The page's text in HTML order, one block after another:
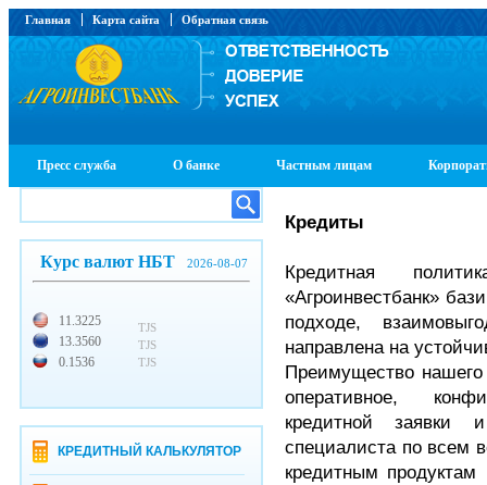
Главная Карта сайта Обратная связь
Пресс служба О банке Частным лицам
Курс валют НБТ 2026-08-07
11.3225
13.3560
0.1536
TJS
TJS
TJS
КРЕДИТНЫЙ КАЛЬКУЛЯТОР
Кредиты
Кредитная
«Агроинвестбанк»
подходе,
направлена на
Преимущество
оперативное,
кредитной заявки
специалиста по всем
кредитным